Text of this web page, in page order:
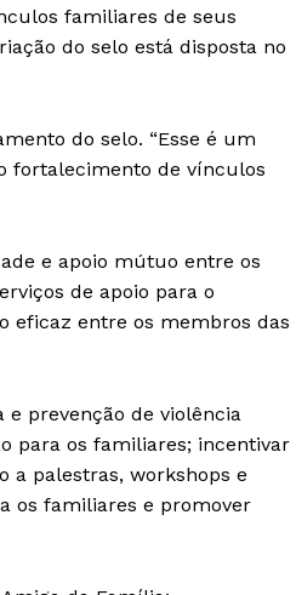
familiares de seus
do selo está disposta no
do selo. “Esse é um
fortalecimento de vínculos
e apoio mútuo entre os
de apoio para o
eficaz entre os membros das
prevenção de violência
para os familiares; incentivar
a palestras, workshops e
os familiares e promover